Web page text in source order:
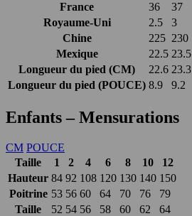
France
36 37
Royaume-Uni
2.5 3
Chine
225 230
Mexique
22.5 23.5
Longueur du pied (CM)
22.6 23.3
Longueur du pied (POUCE) 8.9 9.2
Enfants – Mensurations
CM POUCE
Taille
1 2 4 6 8 10
12
Hauteur 84 92 108 120 130 140 150
Poitrine 53 56 60 64 70 76
79
Taille
52 54 56 58 60 62
64